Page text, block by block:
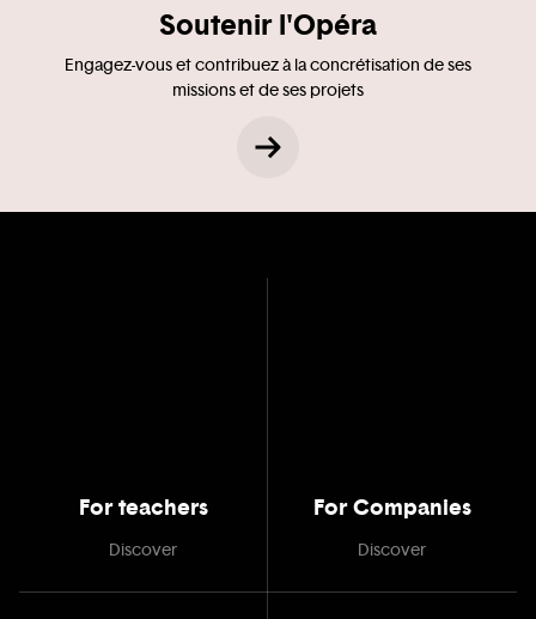
Soutenir l'Opéra
Engagez-vous et contribuez à la concrétisation de ses
missions et de ses projets
For teachers
Discover
For Companies
Discover